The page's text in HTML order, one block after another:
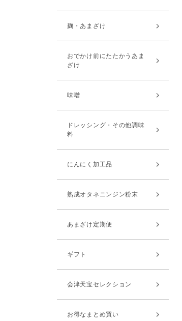
麹・あまざけ
おでかけ前にたたかうあま
ざけ
味噌
ドレッシング・その他調味
料
にんにく加工品
熟成オタネニンジン粉末
あまざけ定期便
ギフト
会津天宝セレクション
お得なまとめ買い